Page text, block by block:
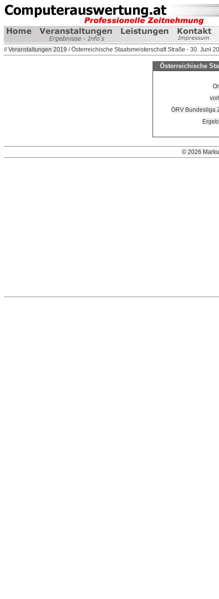
//Veranstaltungen 2019 / Österreichische Staatsmeisterschaft Straße - 30. Juni
Österreichische
ÖRV Bundesliga
© 2026